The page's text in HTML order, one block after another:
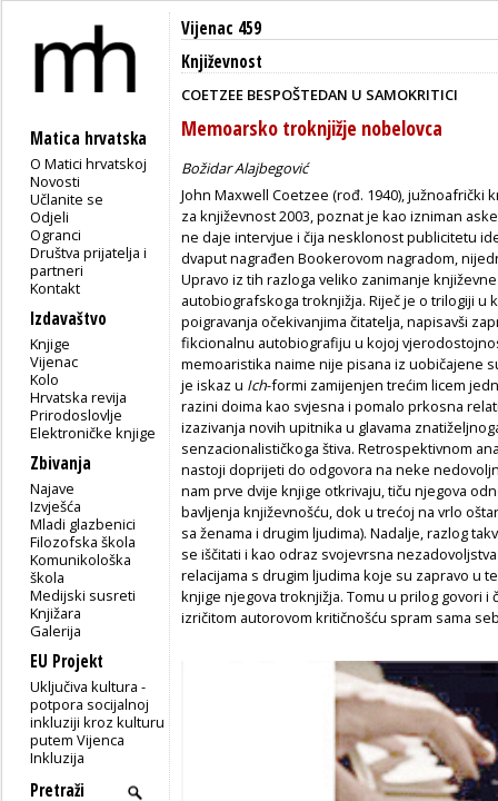
Matica hrvatska
O Matici hrvatskoj
Novosti
Učlanite se
Odjeli
Ogranci
Društva prijatelja i
partneri
Kontakt
Izdavaštvo
Knjige
Vijenac
Kolo
Hrvatska revija
Prirodoslovlje
Elektroničke knjige
Zbivanja
Najave
Izvješća
Mladi glazbenici
Filozofska škola
Komunikološka
škola
Medijski susreti
Knjižara
Galerija
EU Projekt
Uključiva kultura -
potpora socijalnoj
inkluziji kroz kulturu
putem Vijenca
Inkluzija
Vijenac 459
Književnost
COETZEE BESPOŠTEDAN U SAMOKRITICI
Memoarsko troknjižje nobelovca
Božidar Alajbegović
John Maxwell Coetzee (rođ. 1940), južnoafrički
za književnost 2003, poznat je kao izniman
ne daje intervjue i čija nesklonost publicitetu
dvaput nagrađen Bookerovom nagradom,
Upravo iz tih razloga veliko zanimanje
autobiografskoga troknjižja. Riječ je o trilogiji u
poigravanja očekivanjima čitatelja, napisavši
fikcionalnu autobiografiju u kojoj
memoaristika naime nije pisana iz uobičajene
je iskaz u Ich-formi zamijenjen trećim licem
razini doima kao svjesna i pomalo prkosna
izazivanja novih upitnika u glavama
senzacionalističkoga štiva. Retrospektivnom
nastoji doprijeti do odgovora na neke
nam prve dvije knjige otkrivaju, tiču njegova
bavljenja književnošću, dok u trećoj na vrlo
sa ženama i drugim ljudima). Nadalje, razlog
se iščitati i kao odraz svojevrsna
relacijama s drugim ljudima koje su zapravo u
knjige njegova troknjižja. Tomu u prilog govori
izričitom autorovom kritičnošću spram sama